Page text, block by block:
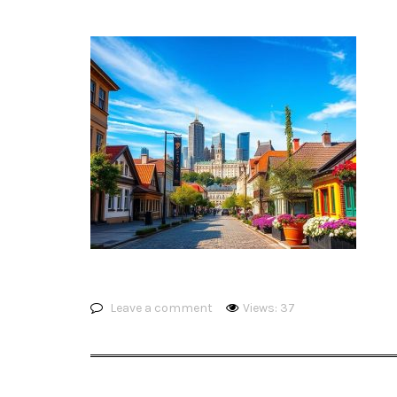
Leave a comment Views: 37